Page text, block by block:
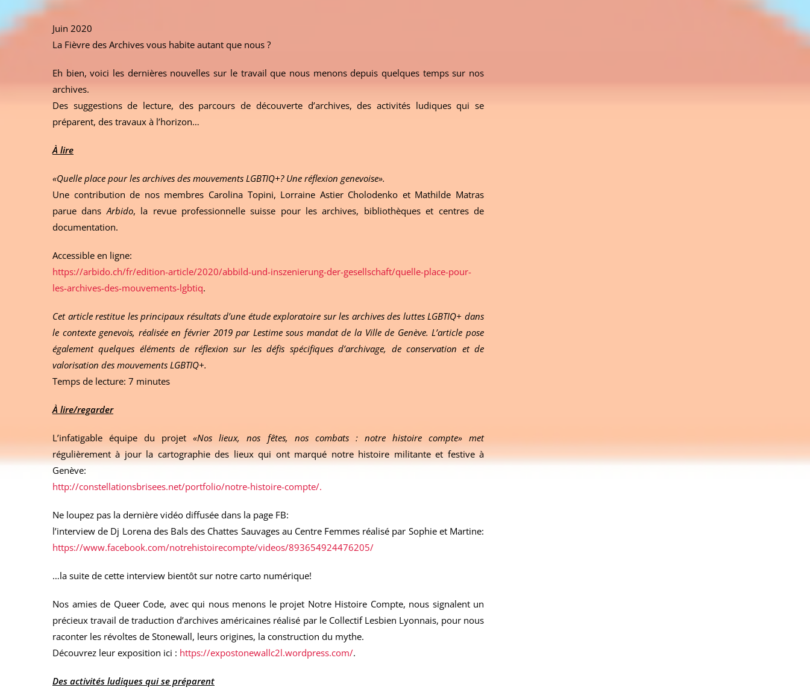
Juin 2020
La Fièvre des Archives vous habite autant que nous ?
Eh bien, voici les dernières nouvelles sur le travail que nous menons depuis quelques temps sur nos
archives.
Des suggestions de lecture, des parcours de découverte d’archives, des activités ludiques qui se
préparent, des travaux à l’horizon…
À lire
«Quelle place pour les archives des mouvements LGBTIQ+? Une réflexion genevoise».
Une contribution de nos membres Carolina Topini, Lorraine Astier Cholodenko et Mathilde Matras
parue dans Arbido, la revue professionnelle suisse pour les archives, bibliothèques et centres de
documentation.
Accessible en ligne:
https://arbido.ch/fr/edition-article/2020/abbild-und-inszenierung-der-gesellschaft/quelle-place-pour-
les-archives-des-mouvements-lgbtiq.
Cet article restitue les principaux résultats d’une étude exploratoire sur les archives des luttes LGBTIQ+ dans
le contexte genevois, réalisée en février 2019 par Lestime sous mandat de la Ville de Genève. L’article pose
également quelques éléments de réflexion sur les défis spécifiques d’archivage, de conservation et de
valorisation des mouvements LGBTIQ+.
Temps de lecture: 7 minutes
À lire/regarder
L’infatigable équipe du projet «Nos lieux, nos fêtes, nos combats : notre histoire compte» met
régulièrement à jour la cartographie des lieux qui ont marqué notre histoire militante et festive à
Genève:
http://constellationsbrisees.net/portfolio/notre-histoire-compte/.
Ne loupez pas la dernière vidéo diffusée dans la page FB:
l’interview de Dj Lorena des Bals des Chattes Sauvages au Centre Femmes réalisé par Sophie et Martine:
https://www.facebook.com/notrehistoirecompte/videos/893654924476205/
…la suite de cette interview bientôt sur notre carto numérique!
Nos amies de Queer Code, avec qui nous menons le projet Notre Histoire Compte, nous signalent un
précieux travail de traduction d’archives américaines réalisé par le Collectif Lesbien Lyonnais, pour nous
raconter les révoltes de Stonewall, leurs origines, la construction du mythe.
Découvrez leur exposition ici : https://expostonewallc2l.wordpress.com/.
Des activités ludiques qui se préparent